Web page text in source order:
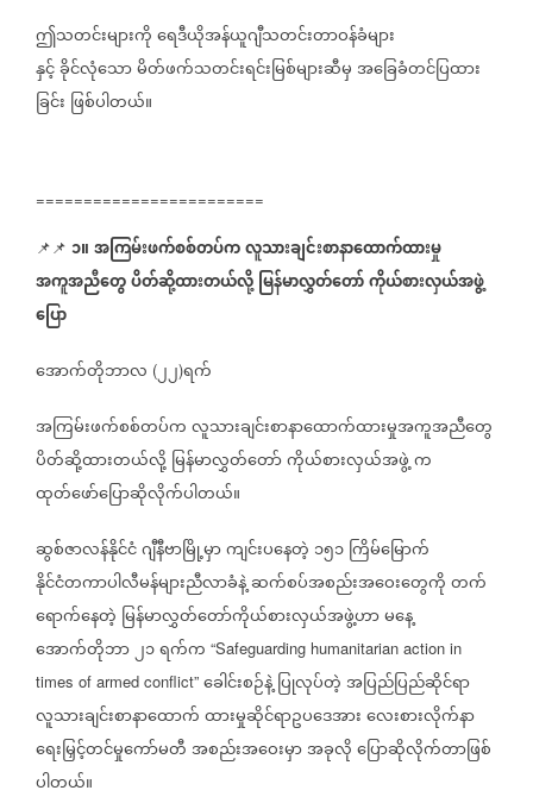
ဤသတင်းများကိုရေဒီယိုအန်ယူဂျီသတင်းတာဝန်ခံများ
နှင့်ခိုင်လုံသောမိတ်ဖက်သတင်းရင်းမြစ်များဆီမှအခြေခံတင်ပြထား
ခြင်း ဖြစ်ပါတယ်။
========================
📌📌 ⁨⁨⁨⁨⁨⁨⁨⁨⁨⁨⁨⁨⁨ ၁။အကြမ်းဖက်စစ်တပ်ကလူသားချင်းစာနာထောက်ထားမှု
အကူအညီတွေပိတ်ဆို့ထားတယ်လို့မြန်မာလွှတ်တော်ကိုယ်စားလှယ်အဖွဲ့
ပြော
အောက်တိုဘာလ (၂၂)ရက်
အကြမ်းဖက်စစ်တပ်ကလူသားချင်းစာနာထောက်ထားမှုအကူအညီတွေ
ပိတ်ဆို့ထားတယ်လို့မြန်မာလွှတ်တော်ကိုယ်စားလှယ်အဖွဲ့က
ထုတ်ဖော်ပြောဆိုလိုက်ပါတယ်။
ဆွစ်ဇာလန်နိုင်ငံဂျီနီဗာမြို့မှာကျင်းပနေတဲ့ ၁၅၁ကြိမ်မြောက်
နိုင်ငံတကာပါလီမန်များညီလာခံနဲ့ဆက်စပ်အစည်းအဝေးတွေကိုတက်
ရောက်နေတဲ့ မြန်မာလွှတ်တော်ကိုယ်စားလှယ်အဖွဲ့ဟာမနေ့
အောက်တိုဘာ၂၁ရက်က “Safeguarding humanitarian action in
times of armed conflict” ခေါင်းစဉ်နဲ့ပြုလုပ်တဲ့အပြည်ပြည်ဆိုင်ရာ
လူသားချင်းစာနာထောက်ထားမှုဆိုင်ရာဥပဒေအားလေးစားလိုက်နာ
ရေးမြှင့်တင်မှုကော်မတီအစည်းအဝေးမှာအခုလိုပြောဆိုလိုက်တာဖြစ်
ပါတယ်။